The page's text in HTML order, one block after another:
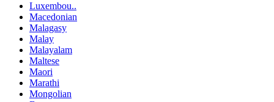
Luxembou..
Macedonian
Malagasy
Malay
Malayalam
Maltese
Maori
Marathi
Mongolian